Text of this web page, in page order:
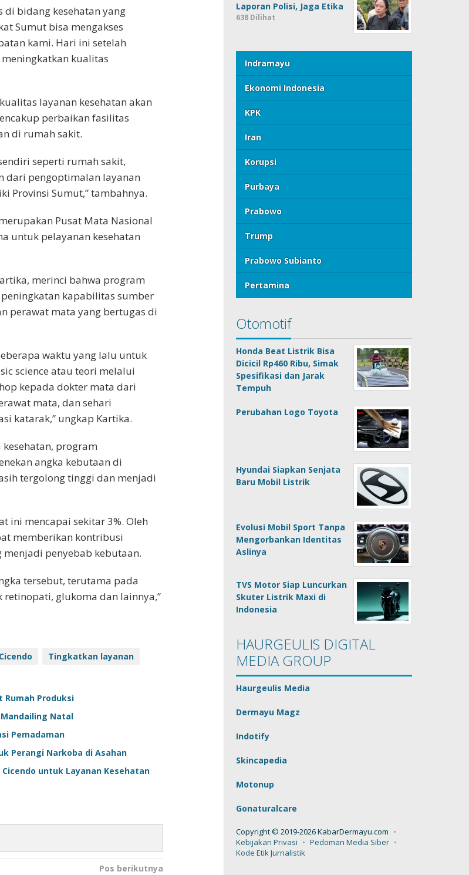
bidang kesehatan yang
Sumut bisa mengakses
kami. Hari ini setelah
kualitas
layanan kesehatan akan
perbaikan fasilitas
di rumah sakit.
seperti rumah sakit,
dari pengoptimalan layanan
Provinsi Sumut,” tambahnya.
Pusat Mata Nasional
untuk pelayanan kesehatan
merinci bahwa program
kapabilitas sumber
perawat mata yang bertugas di
waktu yang lalu untuk
science atau teori melalui
kepada dokter mata dari
mata, dan sehari
katarak,” ungkap Kartika.
program
angka kebutaan di
tergolong tinggi dan menjadi
ini mencapai sekitar 3%. Oleh
memberikan kontribusi
penyebab kebutaan.
tersebut, terutama pada
glukoma dan lainnya,”
Tingkatkan layanan
Rumah Produksi
Natal
Pemadaman
Perangi Narkoba di Asahan
untuk Layanan Kesehatan
Pos berikutnya
Laporan Polisi, Jaga Etika
638 Dilihat
Indramayu
Ekonomi Indonesia
KPK
Iran
Korupsi
Purbaya
Prabowo
Trump
Prabowo Subianto
Pertamina
Otomotif
Honda Beat Listrik Bisa
Dicicil Rp460 Ribu, Simak
Spesifikasi dan Jarak
Tempuh
Perubahan Logo Toyota
Hyundai Siapkan Senjata
Baru Mobil Listrik
Evolusi Mobil Sport Tanpa
Mengorbankan Identitas
Aslinya
TVS Motor Siap Luncurkan
Skuter Listrik Maxi di
Indonesia
HAURGEULIS DIGITAL
MEDIA GROUP
Haurgeulis Media
Dermayu Magz
Indotify
Skincapedia
Motonup
Gonaturalcare
Copyright © 2019-2026 KabarDermayu.com
Kebijakan Privasi
Pedoman Media Siber
Kode Etik Jurnalistik